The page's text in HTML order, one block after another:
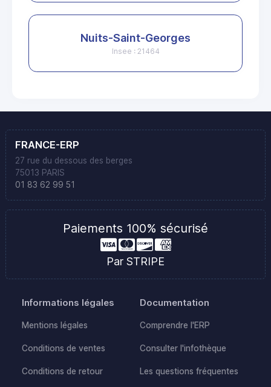
Nuits-Saint-Georges
Insee : 21464
FRANCE-ERP
27 rue du dessous des berges
75013 PARIS
01 83 62 99 51
Paiements 100% sécurisé
Par STRIPE
Informations légales
Mentions légales
Conditions de ventes
Conditions de retour
Documentation
Comprendre l'ERP
Consulter l'infothèque
Les questions fréquentes